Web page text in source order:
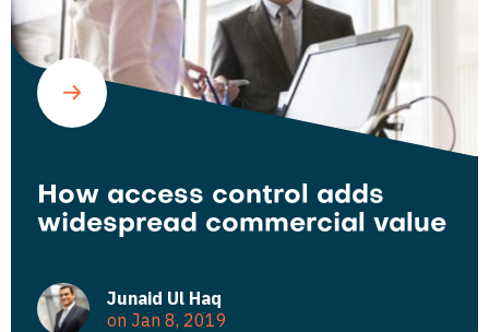
How access control adds
widespread commercial value
Junaid Ul Haq
on Jan 8, 2019